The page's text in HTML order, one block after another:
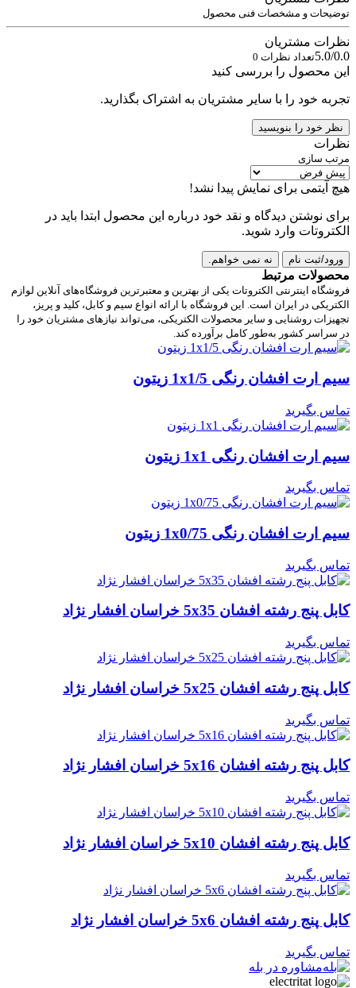
توضیحات و مشخصات فنی محصول
نظرات مشتریان
5.0/0.0تعداد نظرات 0
این محصول را بررسی کنید
تجربه خود را با سایر مشتریان به اشتراک بگذارید.
نظر خود را بنویسید
نظرات
مرتب سازی
هیچ آیتمی برای نمایش پیدا نشد!
برای نوشتن دیدگاه و نقد خود درباره این محصول ابتدا باید در
الکتروتات وارد شوید.
ورود/ثبت نام نه نمی خواهم.
محصولات مرتبط
فروشگاه اینترنتی الکتروتات یکی از بهترین و معتبرترین فروشگاه‌های آنلاین لوازم
الکتریکی در ایران است. این فروشگاه با ارائه انواع سیم و کابل، کلید و پریز،
تجهیزات روشنایی و سایر محصولات الکتریکی، می‌تواند نیازهای مشتریان خود را
در سراسر کشور به‌طور کامل برآورده کند.
سیم ارت افشان رنگی 1x1/5 زیتون
تماس بگیرید
سیم ارت افشان رنگی 1x1 زیتون
تماس بگیرید
سیم ارت افشان رنگی 1x0/75 زیتون
تماس بگیرید
کابل پنج رشته افشان 5x35 خراسان افشار نژاد
تماس بگیرید
کابل پنج رشته افشان 5x25 خراسان افشار نژاد
تماس بگیرید
کابل پنج رشته افشان 5x16 خراسان افشار نژاد
تماس بگیرید
کابل پنج رشته افشان 5x10 خراسان افشار نژاد
تماس بگیرید
کابل پنج رشته افشان 5x6 خراسان افشار نژاد
تماس بگیرید
مشاوره در بله